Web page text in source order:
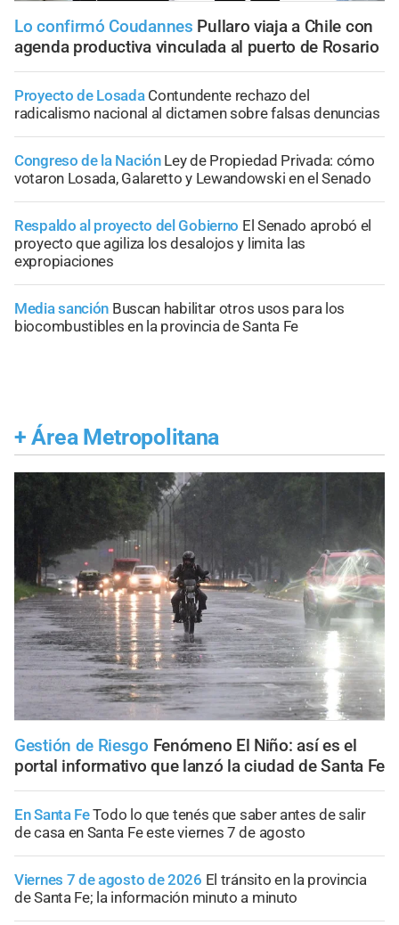
Lo confirmó Coudannes Pullaro viaja a Chile con
agenda productiva vinculada al puerto de Rosario
Proyecto de Losada Contundente rechazo del
radicalismo nacional al dictamen sobre falsas denuncias
Congreso de la Nación Ley de Propiedad Privada: cómo
votaron Losada, Galaretto y Lewandowski en el Senado
Respaldo al proyecto del Gobierno El Senado aprobó el
proyecto que agiliza los desalojos y limita las
expropiaciones
Media sanción Buscan habilitar otros usos para los
biocombustibles en la provincia de Santa Fe
+ Área Metropolitana
Gestión de Riesgo Fenómeno El Niño: así es el
portal informativo que lanzó la ciudad de Santa Fe
En Santa FeTodo lo que tenés que saber antes de salir
de casa en Santa Fe este viernes 7 de agosto
Viernes 7 de agosto de 2026 El tránsito en la provincia
de Santa Fe; la información minuto a minuto